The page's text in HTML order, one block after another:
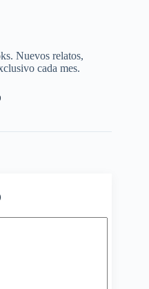
Nuevos relatos,
cada mes.